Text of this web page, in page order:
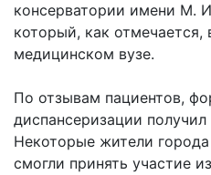
консерватории имени М.
который, как
медицинском вузе.
По отзывам пациентов,
диспансеризации
Некоторые жители
смогли принять участие